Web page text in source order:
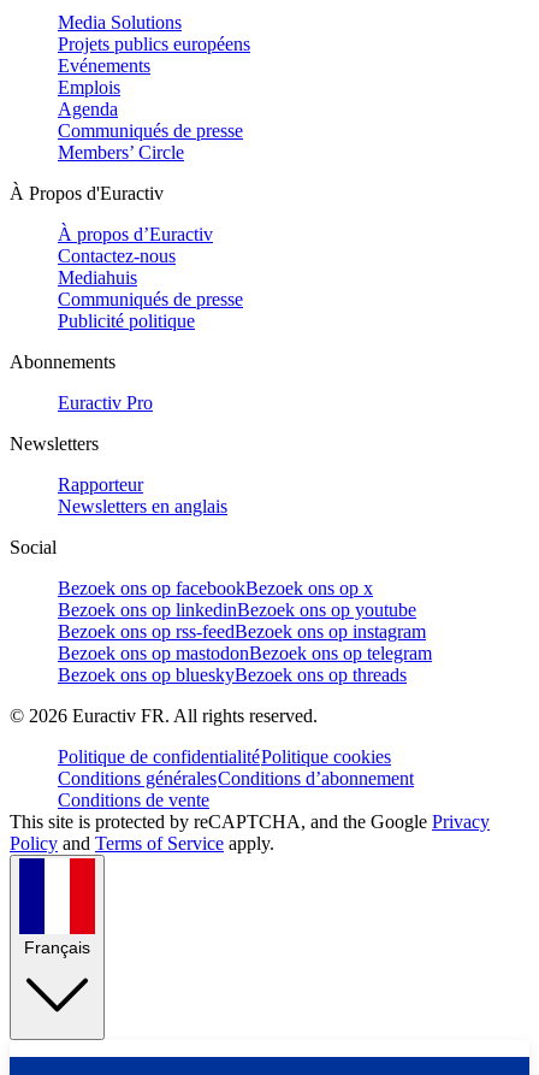
Media Solutions
Projets publics européens
Evénements
Emplois
Agenda
Communiqués de presse
Members’ Circle
À Propos d'Euractiv
À propos d’Euractiv
Contactez-nous
Mediahuis
Communiqués de presse
Publicité politique
Abonnements
Euractiv Pro
Newsletters
Rapporteur
Newsletters en anglais
Social
Bezoek ons op facebookBezoek ons op x
Bezoek ons op linkedinBezoek ons op youtube
Bezoek ons op rss-feedBezoek ons op instagram
Bezoek ons op mastodonBezoek ons op telegram
Bezoek ons op blueskyBezoek ons op threads
© 2026 Euractiv FR. All rights reserved.
Politique de confidentialitéPolitique cookies
Conditions généralesConditions d’abonnement
Conditions de vente
This site is protected by reCAPTCHA, and the Google Privacy
Policy and Terms of Service apply.
Français